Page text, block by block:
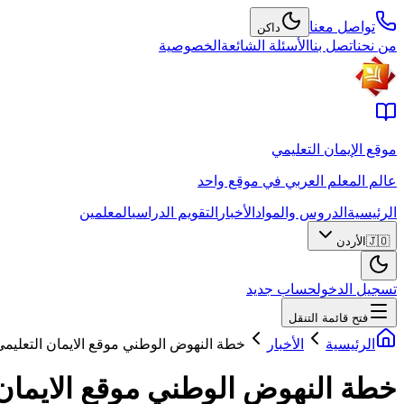
تواصل معنا داكن
من نحناتصل بنا الأسئلة الشائعة الخصوصية
موقع الإيمان التعليمي
عالم المعلم العربي في موقع واحد
الرئيسية الدروس والمواد الأخبار التقويم الدراسيالمعلمين
🇯🇴 الأردن
تسجيل الدخولحساب جديد
فتح قائمة التنقل
الرئيسية الأخبار خطة النهوض الوطني موقع الايمان
خطة النهوض الوطني موقع